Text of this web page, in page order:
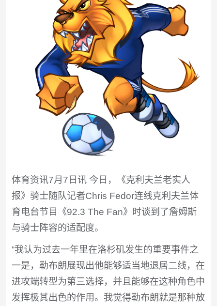
体育资讯7月7日讯 今日，《克利夫兰老实人
报》骑士随队记者Chris Fedor连线克利夫兰体
育电台节目《92.3 The Fan》时谈到了詹姆斯
与骑士阵容的适配度。
“我认为过去一年里在洛杉矶发生的重要事件之
一是，勒布朗展现出他能够适当地退居二线，在
进攻端转型为第三选择，并且能够在这种角色中
发挥极其出色的作用。我觉得勒布朗就是那种放